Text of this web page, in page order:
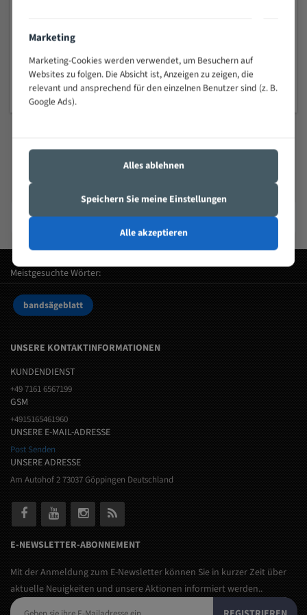
ab 4,91 €
Bandsägeblätter
Meistgesuchte Wörter:
bandsägeblatt
UNSERE KONTAKTINFORMATIONEN
KUNDENDIENST
+49 7161 6567199
GSM
+4915165461960
UNSERE E-MAIL-ADRESSE
Post Senden
UNSERE ADRESSE
Am Autohof 2 73037 Göppingen Deutschland
E-NEWSLETTER-ABONNEMENT
Mit der Anmeldung zum E-Newsletter können Sie in kurzer Zeit über
aktuelle Neuigkeiten und unsere Aktionen informiert werden..
Marketing
Marketing-Cookies werden verwendet, um Besuchern auf
Websites zu folgen. Die Absicht ist, Anzeigen zu zeigen, die
relevant und ansprechend für den einzelnen Benutzer sind (z. B.
Google Ads).
Alles ablehnen
Speichern Sie meine Einstellungen
Alle akzeptieren